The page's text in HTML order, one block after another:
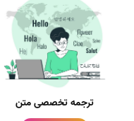
ترجمه تخصصی متن